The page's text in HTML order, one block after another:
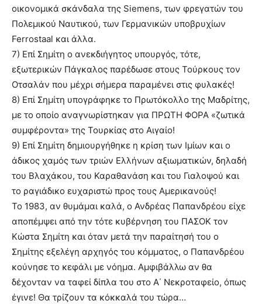
οικονομικά σκάνδαλα της Siemens, των φρεγατών του
Πολεμικού Ναυτικού, των Γερμανικών υποβρυχίων
Ferrostaal και άλλα.
7) Επί Σημίτη ο ανεκδιήγητος υπουργός, τότε,
εξωτερικών Πάγκαλος παρέδωσε στους Τούρκους τον
Οτσαλάν που μέχρι σήμερα παραμένει στις φυλακές!
8) Επί Σημίτη υπογράφηκε το Πρωτόκολλο της Μαδρίτης,
με το οποίο αναγνωρίστηκαν για ΠΡΩΤΗ ΦΟΡΑ «ζωτικά
συμφέροντα» της Τουρκίας στο Αιγαίο!
9) Επί Σημίτη δημιουργήθηκε η κρίση των Ιμίων και ο
άδικος χαμός των τριών Ελλήνων αξιωματικών, δηλαδή
του Βλαχάκου, του Καραθανάση και του Γιαλοψού και
το ραγιάδικο ευχαριστώ προς τους Αμερικανούς!
Το 1983, αν θυμάμαι καλά, ο Ανδρέας Παπανδρέου είχε
αποπέμψει από την τότε κυβέρνηση του ΠΑΣΟΚ τον
Κώστα Σημίτη και όταν μετά την παραίτησή του ο
Σημίτης εξελέγη αρχηγός του κόμματος, ο Παπανδρέου
κούνησε το κεφάλι με νόημα. Αμφιβάλλω αν θα
δέχονταν να ταφεί δίπλα του στο Α΄ Νεκροταφείο, όπως
έγινε! Θα τρίζουν τα κόκκαλά του τώρα…